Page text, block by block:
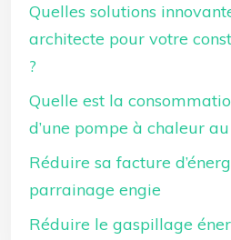
Quelles solutions
architecte pour votre
?
Quelle est la
d’une pompe à chaleur
Réduire sa facture
parrainage engie
Réduire le gaspillage